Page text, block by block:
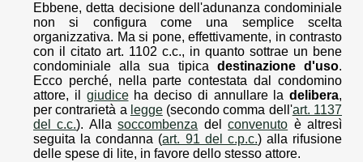
Ebbene, detta decisione dell'adunanza condominiale
non si configura come una semplice scelta
organizzativa. Ma si pone, effettivamente, in contrasto
con il citato art. 1102 c.c., in quanto sottrae un bene
condominiale alla sua tipica destinazione d'uso.
Ecco perché, nella parte contestata dal condomino
attore, il giudiceha deciso di annullare la delibera,
per contrarietà a legge(secondo comma dell'art. 1137
del c.c.). Allasoccombenza delconvenuto è altresì
seguita la condanna (art. 91 del c.p.c.) alla rifusione
delle spese di lite, in favore dello stesso attore.